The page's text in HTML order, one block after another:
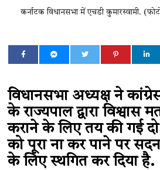
कर्नाटक विधानसभा में एचडी कुमारस्वामी.
विधानसभा अध्यक्ष ने
के राज्यपाल द्वारा विश्वास
कराने के लिए तय की गई
को पूरा ना कर पाने पर
के लिए स्थगित कर दिया है.